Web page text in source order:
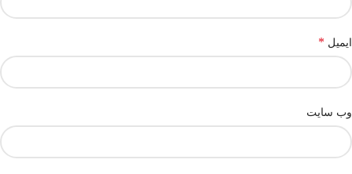
ایمیل *
وب‌ سایت